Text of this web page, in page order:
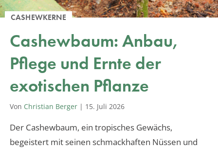
CASHEWKERNE
Cashewbaum: Anbau,
Pflege und Ernte der
exotischen Pflanze
Von Christian Berger | 15. Juli 2026
Der Cashewbaum, ein tropisches Gewächs,
begeistert mit seinen schmackhaften Nüssen und